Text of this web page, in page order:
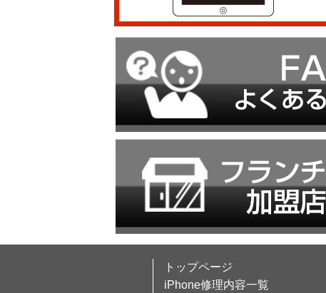
トップページ
iPhone修理内容一覧